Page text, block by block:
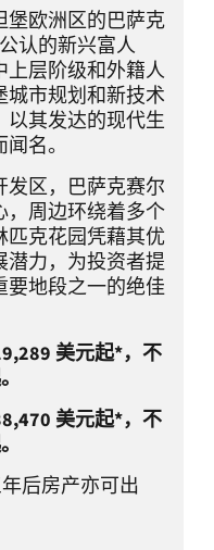
堡欧洲区的巴萨克
认的新兴富人
上层阶级和外籍人
城市规划和新技术
以其发达的现代生
名。
区，巴萨克赛尔
，周边环绕着多个
克花园凭藉其优
潜力，为投资者提
要地段之一的绝佳
美元起*，不
美元起*，不
后房产亦可出